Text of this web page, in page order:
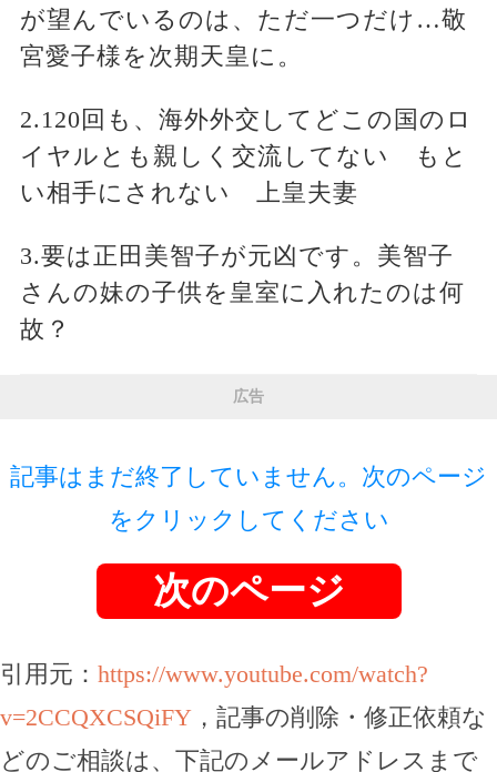
が望んでいるのは、ただ一つだけ…敬
宮愛子様を次期天皇に。
2.120回も、海外外交してどこの国のロ
イヤルとも親しく交流してない もと
い相手にされない 上皇夫妻
3.要は正田美智子が元凶です。美智子
さんの妹の子供を皇室に入れたのは何
故？
広告
記事はまだ終了していません。次のページ
をクリックしてください
次のページ
引用元： https://www.youtube.com/watch?
v=2CCQXCSQiFY ，記事の削除・修正依頼な
どのご相談は、下記のメールアドレスまで